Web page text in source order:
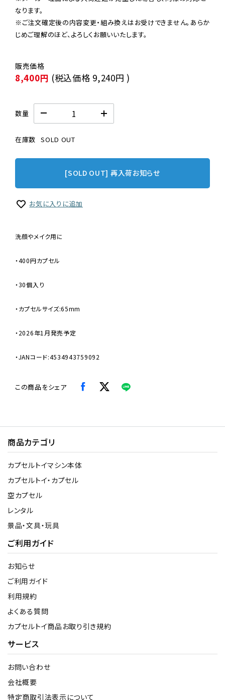
なります。
※ご注文確定後の内容変更・組み換えはお受けできません。あらか
じめご理解のほど、よろしくお願いいたします。
8,400円 (税込価格 9,240円 )
数量
在庫数 SOLD OUT
[SOLD OUT] 再入荷お知らせ
お気に入りに追加
洗顔やメイク用に
・400円カプセル
・30個入り
・カプセルサイズ:65mm
・2026年1月発売予定
・JANコード:4534943759092
この商品をシェア
商品カテゴリ
カプセルトイマシン本体
カプセルトイ・カプセル
空カプセル
レンタル
景品・文具・玩具
ご利用ガイド
お知らせ
ご利用ガイド
利用規約
よくある質問
カプセルトイ商品お取り引き規約
サービス
お問い合わせ
会社概要
特定商取引法表示について